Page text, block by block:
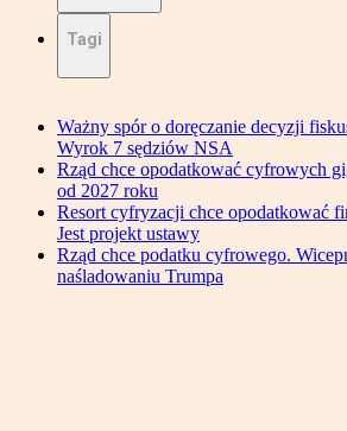
Tagi
Ważny spór o doręczanie decyzji
Wyrok 7 sędziów NSA
Rząd chce opodatkować cyfrowych
od 2027 roku
Resort cyfryzacji chce opodatkować
Jest projekt ustawy
Rząd chce podatku cyfrowego.
naśladowaniu Trumpa